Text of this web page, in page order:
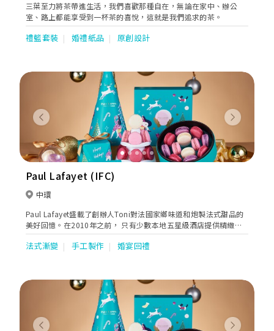
三葉至力將茶帶進生活，我們喜歡那種自在，無論在家中、辦公
室、路上都能享受到一杯茶的喜悅，這就是我們追求的茶。
禮籃套裝 婚禮紙品 原創設計
Previous Next
Paul Lafayet (IFC)
中環
Paul Lafayet盛載了創辦人Toni對法國家鄉味道和炮製法式甜品的
美好回憶。在2010年之前， 只有少數本地五星級酒店提供精緻法
式甜品。Toni看準這個契機，在香港展開法式甜品業務，令更多人
欣賞到這種難能可貴的美點。
法式漸變 手工製作 婚宴回禮